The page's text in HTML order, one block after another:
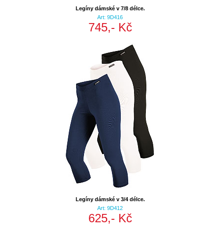
Legíny dámské v 7/8 délce.
Art: 9D416
745,- Kč
Legíny dámské v 3/4 délce.
Art: 9D412
625,- Kč